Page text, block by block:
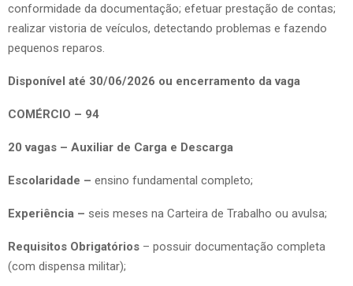
conformidade da documentação; efetuar prestação de contas;
realizar vistoria de veículos, detectando problemas e fazendo
pequenos reparos.
Disponível até 30/06/2026 ou encerramento da vaga
COMÉRCIO – 94
20 vagas – Auxiliar de Carga e Descarga
Escolaridade – ensino fundamental completo;
Experiência – seis meses na Carteira de Trabalho ou avulsa;
Requisitos Obrigatórios – possuir documentação completa
(com dispensa militar);